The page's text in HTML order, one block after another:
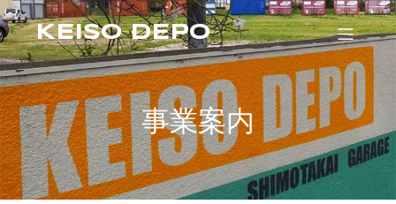
KEISO DEPO
事業案内